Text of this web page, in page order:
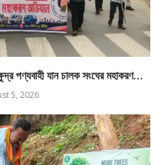
পণ্যবাহী যান চালক সংঘের মহাকরণ...
5, 2026